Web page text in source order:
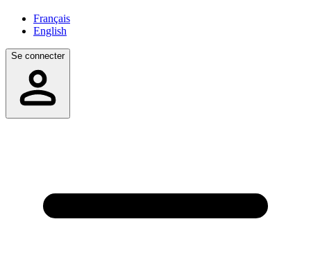
Français
English
Se connecter